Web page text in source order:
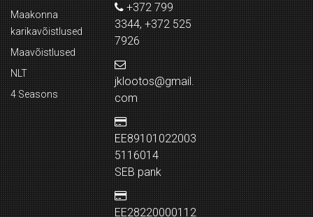
Maakonna
karikavõistlused
Maavõistlused
NLT
4 Seasons
+372 799
3344, +372 525
7926
jklootos@gmail.
com
EE89101022003
5116014
SEB pank
EE28220000112